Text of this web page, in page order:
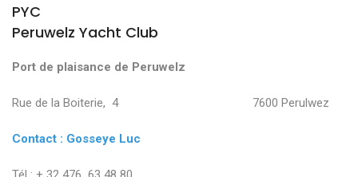
PYC
Peruwelz Yacht Club
Port de plaisance de Peruwelz
Rue de la Boiterie, 4 7600 Perulwez
Contact : Gosseye Luc